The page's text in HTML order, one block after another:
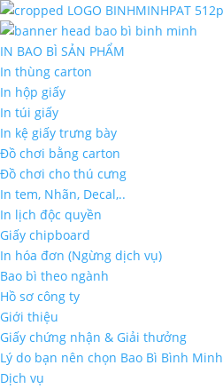
IN BAO BÌ SẢN PHẨM
In thùng carton
In hộp giấy
In túi giấy
In kệ giấy trưng bày
Đồ chơi bằng carton
Đồ chơi cho thú cưng
In tem, Nhãn, Decal,..
In lịch độc quyền
Giấy chipboard
In hóa đơn (Ngừng dịch vụ)
Bao bì theo ngành
Hồ sơ công ty
Giới thiệu
Giấy chứng nhận & Giải thưởng
Lý do bạn nên chọn Bao Bì Bình Minh
Dịch vụ